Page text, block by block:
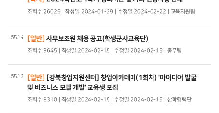
조회수 26025 | 작성일 2024-01-29 | 수정일 2024-02-22 | 교육지원팀
6514 [일반] 사무보조원 채용 공고(학생군사교육단)
조회수 8645 | 작성일 2024-02-15 | 수정일 2024-02-15 | 총무팀
6513 [일반] [강북창업지원센터] 창업아카데미(1회차) '아이디어 발굴
및 비즈니스 모델 개발' 교육생 모집
조회수 8310 | 작성일 2024-02-15 | 수정일 2024-02-15 | 산학협력단